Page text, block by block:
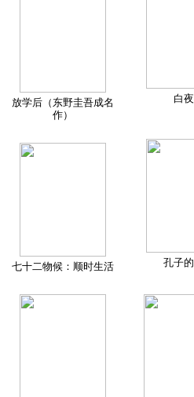
放学后（东野圭吾成名
作）
白
七十二物候：顺时生活 孔子